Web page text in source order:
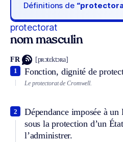
Définitions de
protectorat
nom masculin
FR [pʀɔtɛktɔʀa]
Fonction, dignité de
1
Le protectorat de Cromwell.
Dépendance imposée à
sous la protection d’un
l’administrer.
2